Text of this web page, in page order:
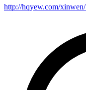
http://hqyew.com/